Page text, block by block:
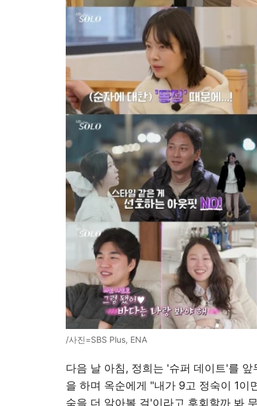
/사진=SBS Plus, ENA
다음 날 아침, 정희는 '슈퍼 데이트'를
을 하며 옥순에게 "내가 9고 정숙이 1이
숙을 더 알아볼 걸'이라고 후회할까 봐